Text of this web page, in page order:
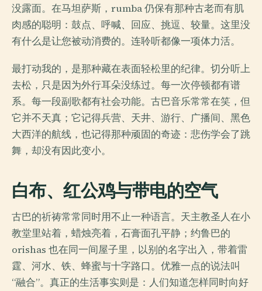
没露面。在马坦萨斯，rumba 仍保有那种古老而有肌
肉感的聪明：鼓点、呼喊、回应、挑逗、较量。这里没
有什么是让您被动消费的。连聆听都像一项体力活。
最打动我的，是那种藏在表面轻松里的纪律。切分听上
去松，只是因为外行耳朵没练过。每一次停顿都有谱
系。每一段副歌都有社会功能。古巴音乐常常在笑，但
它并不天真；它记得兵营、天井、游行、广播间、黑色
大西洋的航线，也记得那种顽固的奇迹：悲伤学会了跳
舞，却没有因此变小。
白布、红公鸡与带电的空气
古巴的祈祷常常同时用不止一种语言。天主教圣人在小
教堂里站着，蜡烛亮着，石膏面孔平静；约鲁巴的
orishas 也在同一间屋子里，以别的名字出入，带着雷
霆、河水、铁、蜂蜜与十字路口。优雅一点的说法叫
“融合”。真正的生活事实则是：人们知道怎样同时向好